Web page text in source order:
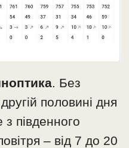
. Без
половині дня
з південного
– від 7 до 20